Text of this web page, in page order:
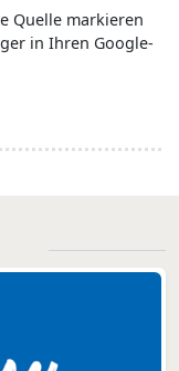
Quelle markieren
in Ihren Google-